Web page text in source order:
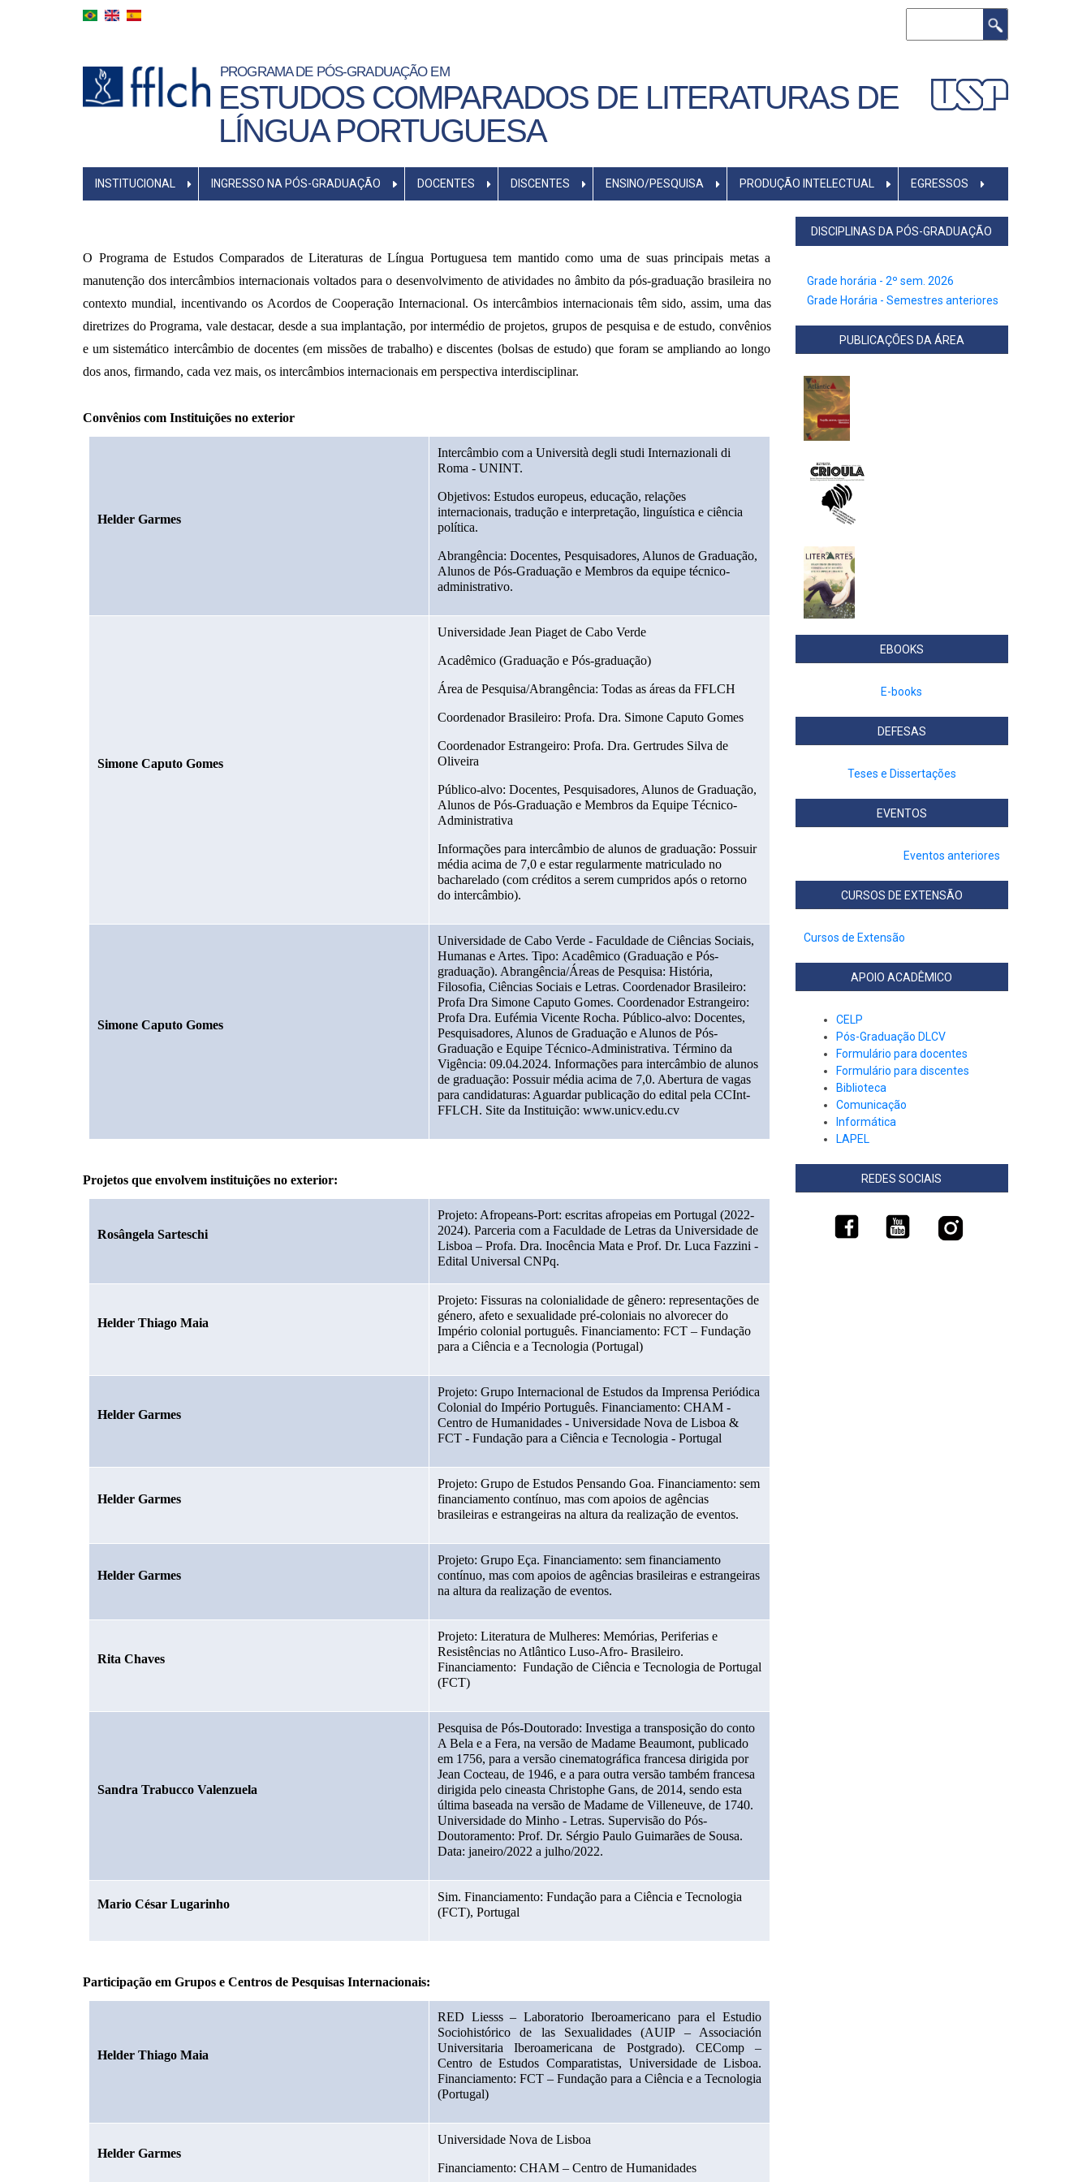
PROGRAMA DE PÓS-GRADUAÇÃO EM
ESTUDOS COMPARADOS DE LITERATURAS DE
LÍNGUA PORTUGUESA
MAIN
INSTITUCIONAL INGRESSO NA PÓS-GRADUAÇÃO DOCENTES DISCENTES ENSINO/PESQUISA PRODUÇÃO INTELECTUAL EGRESSOS
O Programa de Estudos Comparados de Literaturas de Língua Portuguesa tem mantido como uma de suas principais metas a
manutenção dos intercâmbios internacionais voltados para o desenvolvimento de atividades no âmbito da pós-graduação brasileira no
contexto mundial, incentivando os Acordos de Cooperação Internacional. Os intercâmbios internacionais têm sido, assim, uma das
diretrizes do Programa, vale destacar, desde a sua implantação, por intermédio de projetos, grupos de pesquisa e de estudo, convênios
e um sistemático intercâmbio de docentes (em missões de trabalho) e discentes (bolsas de estudo) que foram se ampliando ao longo
dos anos, firmando, cada vez mais, os intercâmbios internacionais em perspectiva interdisciplinar.
Convênios com Instituições no exterior
Helder Garmes
Intercâmbio com a Università degli studi Internazionali di
Roma - UNINT.
Objetivos: Estudos europeus, educação, relações
internacionais, tradução e interpretação, linguística e ciência
política.
Abrangência: Docentes, Pesquisadores, Alunos de Graduação,
Alunos de Pós-Graduação e Membros da equipe técnico-
administrativo.
Simone Caputo Gomes
Universidade Jean Piaget de Cabo Verde
Acadêmico (Graduação e Pós-graduação)
Área de Pesquisa/Abrangência: Todas as áreas da FFLCH
Coordenador Brasileiro: Profa. Dra. Simone Caputo Gomes
Coordenador Estrangeiro: Profa. Dra. Gertrudes Silva de
Oliveira
Público-alvo: Docentes, Pesquisadores, Alunos de Graduação,
Alunos de Pós-Graduação e Membros da Equipe Técnico-
Administrativa
Informações para intercâmbio de alunos de graduação: Possuir
média acima de 7,0 e estar regularmente matriculado no
bacharelado (com créditos a serem cumpridos após o retorno
do intercâmbio).
Simone Caputo Gomes
Universidade de Cabo Verde - Faculdade de Ciências Sociais,
Humanas e Artes. Tipo: Acadêmico (Graduação e Pós-
graduação). Abrangência/Áreas de Pesquisa: História,
Filosofia, Ciências Sociais e Letras. Coordenador Brasileiro:
Profa Dra Simone Caputo Gomes. Coordenador Estrangeiro:
Profa Dra. Eufémia Vicente Rocha. Público-alvo: Docentes,
Pesquisadores, Alunos de Graduação e Alunos de Pós-
Graduação e Equipe Técnico-Administrativa. Término da
Vigência: 09.04.2024. Informações para intercâmbio de alunos
de graduação: Possuir média acima de 7,0. Abertura de vagas
para candidaturas: Aguardar publicação do edital pela CCInt-
FFLCH. Site da Instituição: www.unicv.edu.cv
Projetos que envolvem instituições no exterior:
Rosângela Sarteschi
Projeto: Afropeans-Port: escritas afropeias em Portugal (2022-
2024). Parceria com a Faculdade de Letras da Universidade de
Lisboa – Profa. Dra. Inocência Mata e Prof. Dr. Luca Fazzini -
Edital Universal CNPq.
Helder Thiago Maia
Projeto: Fissuras na colonialidade de gênero: representações de
género, afeto e sexualidade pré-coloniais no alvorecer do
Império colonial português. Financiamento: FCT – Fundação
para a Ciência e a Tecnologia (Portugal)
Helder Garmes
Projeto: Grupo Internacional de Estudos da Imprensa Periódica
Colonial do Império Português. Financiamento: CHAM -
Centro de Humanidades - Universidade Nova de Lisboa &
FCT - Fundação para a Ciência e Tecnologia - Portugal
Helder Garmes
Projeto: Grupo de Estudos Pensando Goa. Financiamento: sem
financiamento contínuo, mas com apoios de agências
brasileiras e estrangeiras na altura da realização de eventos.
Helder Garmes
Projeto: Grupo Eça. Financiamento: sem financiamento
contínuo, mas com apoios de agências brasileiras e estrangeiras
na altura da realização de eventos.
Rita Chaves
Projeto: Literatura de Mulheres: Memórias, Periferias e
Resistências no Atlântico Luso-Afro- Brasileiro.
Financiamento:  Fundação de Ciência e Tecnologia de Portugal
(FCT)
Sandra Trabucco Valenzuela
Pesquisa de Pós-Doutorado: Investiga a transposição do conto
A Bela e a Fera, na versão de Madame Beaumont, publicado
em 1756, para a versão cinematográfica francesa dirigida por
Jean Cocteau, de 1946, e a para outra versão também francesa
dirigida pelo cineasta Christophe Gans, de 2014, sendo esta
última baseada na versão de Madame de Villeneuve, de 1740.
Universidade do Minho - Letras. Supervisão do Pós-
Doutoramento: Prof. Dr. Sérgio Paulo Guimarães de Sousa.
Data: janeiro/2022 a julho/2022.
Mario César Lugarinho
Sim. Financiamento: Fundação para a Ciência e Tecnologia
(FCT), Portugal
Participação em Grupos e Centros de Pesquisas Internacionais:
Helder Thiago Maia
RED Liesss – Laboratorio Iberoamericano para el Estudio
Sociohistórico de las Sexualidades (AUIP – Associación
Universitaria Iberoamericana de Postgrado). CEComp –
Centro de Estudos Comparatistas, Universidade de Lisboa.
Financiamento: FCT – Fundação para a Ciência e a Tecnologia
(Portugal)
Helder Garmes
Universidade Nova de Lisboa
Financiamento: CHAM – Centro de Humanidades
DISCIPLINAS DA PÓS-GRADUAÇÃO
Grade horária - 2º sem. 2026
Grade Horária - Semestres anteriores
PUBLICAÇÕES DA ÁREA
EBOOKS
E-books
DEFESAS
Teses e Dissertações
EVENTOS
Eventos anteriores
CURSOS DE EXTENSÃO
Cursos de Extensão
APOIO ACADÊMICO
CELP
Pós-Graduação DLCV
Formulário para docentes
Formulário para discentes
Biblioteca
Comunicação
Informática
LAPEL
REDES SOCIAIS